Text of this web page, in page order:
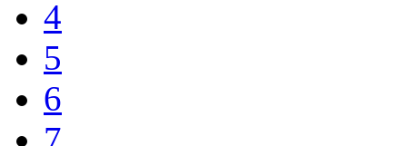
4
5
6